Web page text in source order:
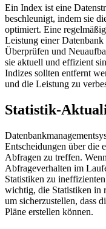
Ein Index ist eine
beschleunigt, indem sie
optimiert. Eine
Leistung einer
Überprüfen und
sie aktuell und effizient
Indizes sollten entfernt
und die Leistung zu
Statistik-
Entscheidungen über die
Abfragen zu treffen.
Abfrageverhalten im
Statistiken zu
wichtig, die Statistiken in
um sicherzustellen, dass
Pläne erstellen können.